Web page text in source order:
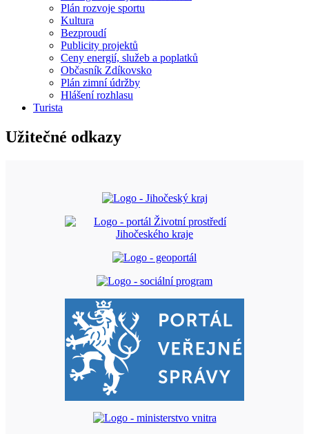
Plán rozvoje sportu
Kultura
Bezproudí
Publicity projektů
Ceny energií, služeb a poplatků
Občasník Zdíkovsko
Plán zimní údržby
Hlášení rozhlasu
Turista
Užitečné odkazy